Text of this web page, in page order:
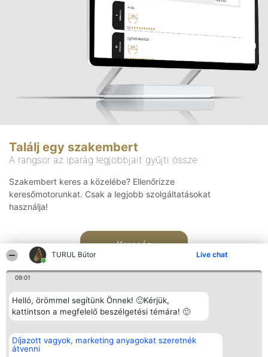
TURUL Bútor Live chat
09:01
Helló, örömmel segítünk Önnek! 🙂Kérjük,
kattintson a megfelelő beszélgetési témára! 🙂
Díjazott vagyok, marketing anyagokat szeretnék
átvenni
Találj egy szakembert
A rangsor az iparág legjobbjait gyűjti össze
Szakembert keres a közelébe? Ellenőrizze
keresőmotorunkat. Csak a legjobb szolgáltatásokat
használja!
Keresés
Rangsorszervező
SC Beautiful Company S.R.L.
Bulevardul Aleea Timișul De
Népszavazás
Nyertesek
Elérhetőség
Elérhetőség